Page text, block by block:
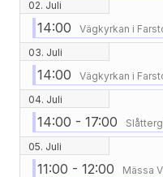
02. Juli
14:00 Vägkyrkan i
03. Juli
14:00 Vägkyrkan i
04. Juli
14:00 - 17:00
05. Juli
11:00 - 12:00 Mässa